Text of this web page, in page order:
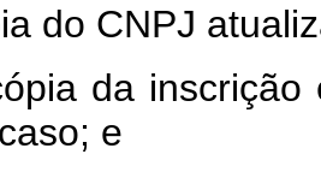
CNPJ
inscrição
e